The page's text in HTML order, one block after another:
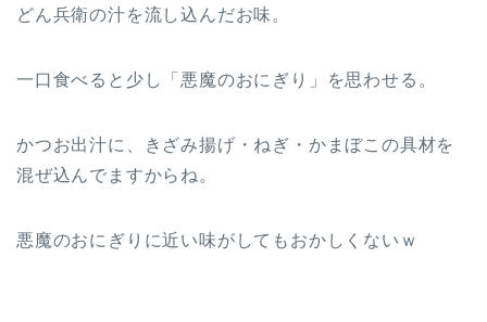
どん兵衛の汁を流し込んだお味。
一口食べると少し「悪魔のおにぎり」を思わせる。
かつお出汁に、きざみ揚げ・ねぎ・かまぼこの具材を
混ぜ込んでますからね。
悪魔のおにぎりに近い味がしてもおかしくないｗ